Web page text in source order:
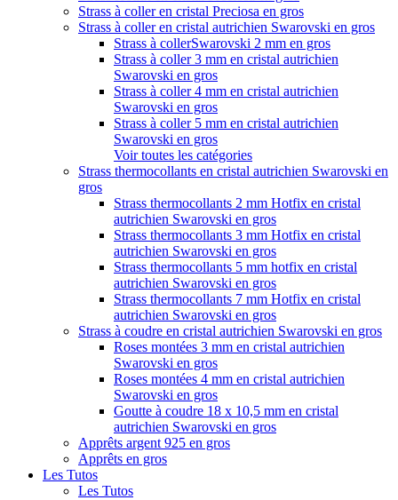
Strass à coller en cristal Preciosa en gros
Strass à coller en cristal autrichien Swarovski en gros
Strass à collerSwarovski 2 mm en gros
Strass à coller 3 mm en cristal autrichien
Swarovski en gros
Strass à coller 4 mm en cristal autrichien
Swarovski en gros
Strass à coller 5 mm en cristal autrichien
Swarovski en gros
Voir toutes les catégories
Strass thermocollants en cristal autrichien Swarovski en
gros
Strass thermocollants 2 mm Hotfix en cristal
autrichien Swarovski en gros
Strass thermocollants 3 mm Hotfix en cristal
autrichien Swarovski en gros
Strass thermocollants 5 mm hotfix en cristal
autrichien Swarovski en gros
Strass thermocollants 7 mm Hotfix en cristal
autrichien Swarovski en gros
Strass à coudre en cristal autrichien Swarovski en gros
Roses montées 3 mm en cristal autrichien
Swarovski en gros
Roses montées 4 mm en cristal autrichien
Swarovski en gros
Goutte à coudre 18 x 10,5 mm en cristal
autrichien Swarovski en gros
Apprêts argent 925 en gros
Apprêts en gros
Les Tutos
Les Tutos